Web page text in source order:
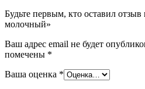
Будьте первым, кто оставил отзыв
молочный»
Ваш адрес email не будет
помечены *
Ваша оценка *